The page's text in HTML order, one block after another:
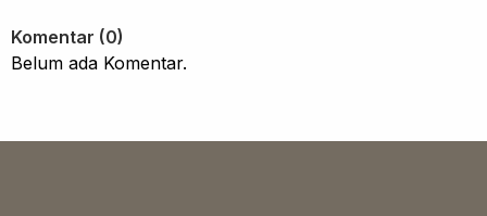
Komentar (0)
Belum ada Komentar.